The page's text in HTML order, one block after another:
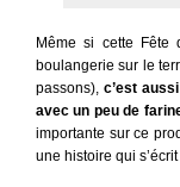
Même si cette Fête
boulangerie sur le
passons),c’est
avec un peu de
importante sur ce
une histoire qui